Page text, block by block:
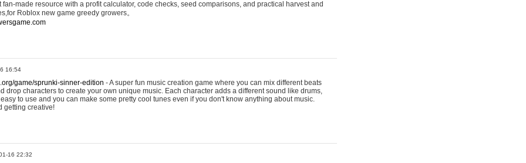
made resource with a profit calculator, code checks, seed comparisons, and practical harvest and
Roblox new game greedy growers。
16:54
game/sprunki-sinner-edition - A super fun music creation game where you can mix different beats
drop characters to create your own unique music. Each character adds a different sound like drums,
to use and you can make some pretty cool tunes even if you don't know anything about music.
getting creative!
16 22:32